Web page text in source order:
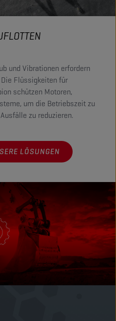
und Vibrationen erfordern
Flüssigkeiten für
schützen Motoren,
um die Betriebszeit zu
zu reduzieren.
LÖSUNGEN